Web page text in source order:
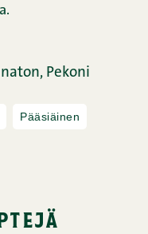
Pekoni
Pääsiäinen